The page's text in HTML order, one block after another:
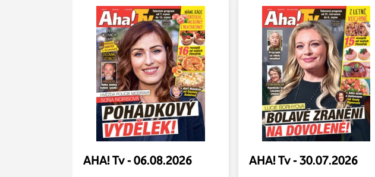
AHA! Tv - 06.08.2026 AHA! Tv - 30.07.2026